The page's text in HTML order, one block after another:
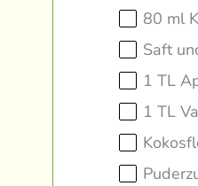
80 ml
Saft
1 TL
1 TL